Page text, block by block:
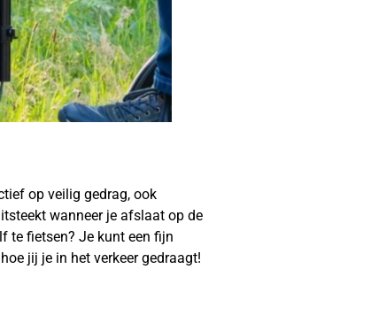
op veilig gedrag, ook
wanneer je afslaat op de
te fietsen? Je kunt een fijn
jij je in het verkeer gedraagt!